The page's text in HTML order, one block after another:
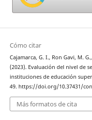
Cómo citar
Cajamarca, G. I., Ron Gavi, M.
(2023). Evaluación del nivel de
instituciones de educación
49. https://doi.org/10.37431/
Más formatos de cita